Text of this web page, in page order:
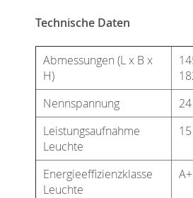
Technische Daten
Abmessungen (L x B x
H)
Nennspannung
Leistungsaufnahme
Leuchte
Energieeffizienzklasse
Leuchte
A+